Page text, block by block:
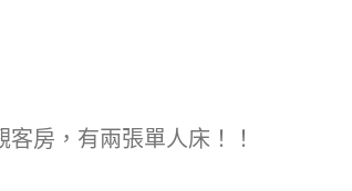
房，有兩張單人床！！